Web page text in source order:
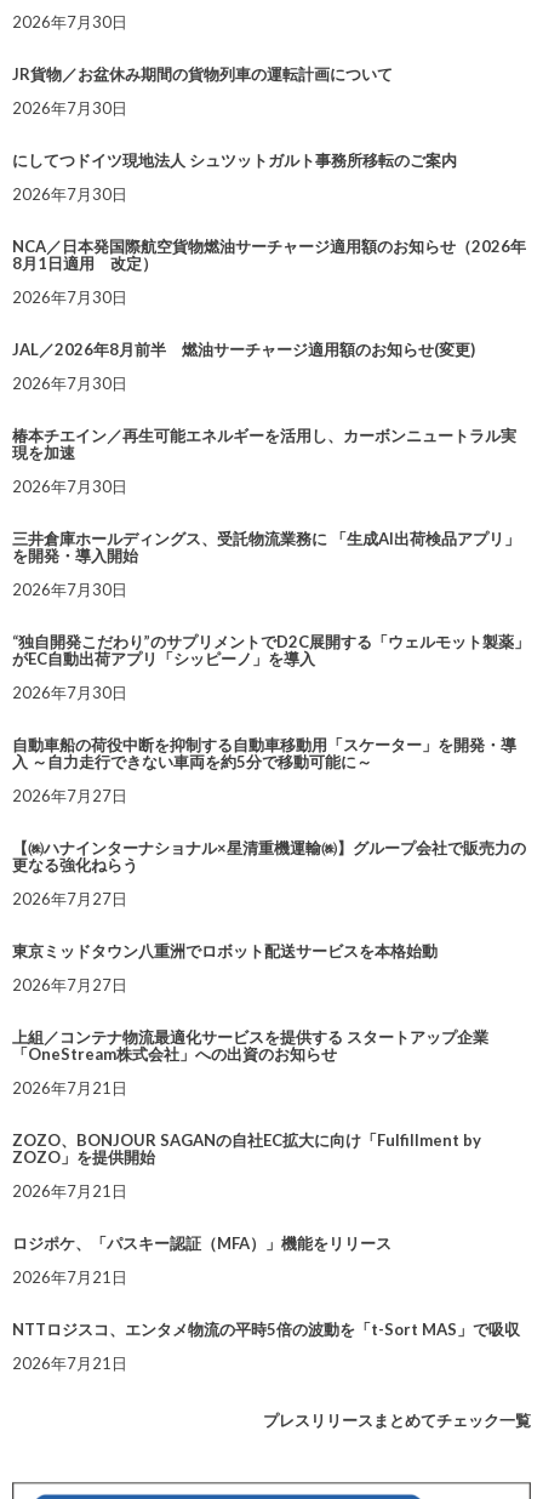
2026年7月30日
JR貨物／お盆休み期間の貨物列車の運転計画について
2026年7月30日
にしてつドイツ現地法人 シュツットガルト事務所移転のご案内
2026年7月30日
NCA／日本発国際航空貨物燃油サーチャージ適用額のお知らせ（2026年
8月1日適用 改定）
2026年7月30日
JAL／2026年8月前半 燃油サーチャージ適用額のお知らせ(変更)
2026年7月30日
椿本チエイン／再生可能エネルギーを活用し、カーボンニュートラル実
現を加速
2026年7月30日
三井倉庫ホールディングス、受託物流業務に 「生成AI出荷検品アプリ」
を開発・導入開始
2026年7月30日
“独自開発こだわり”のサプリメントでD2C展開する「ウェルモット製薬」
がEC自動出荷アプリ「シッピーノ」を導入
2026年7月30日
自動車船の荷役中断を抑制する自動車移動用「スケーター」を開発・導
入 ～自力走行できない車両を約5分で移動可能に～
2026年7月27日
【㈱ハナインターナショナル×星清重機運輸㈱】グループ会社で販売力の
更なる強化ねらう
2026年7月27日
東京ミッドタウン八重洲でロボット配送サービスを本格始動
2026年7月27日
上組／コンテナ物流最適化サービスを提供する スタートアップ企業
「OneStream株式会社」への出資のお知らせ
2026年7月21日
ZOZO、BONJOUR SAGANの自社EC拡大に向け「Fulfillment by
ZOZO」を提供開始
2026年7月21日
ロジポケ、「パスキー認証（MFA）」機能をリリース
2026年7月21日
NTTロジスコ、エンタメ物流の平時5倍の波動を「t-Sort MAS」で吸収
2026年7月21日
プレスリリースまとめてチェック一覧